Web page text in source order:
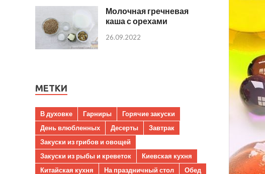
Молочная гречневая
каша с орехами
26.09.2022
МЕТКИ
В духовке Гарниры
Горячие закуски
День влюбленных
Десерты
Завтрак
Закуски из грибов и овощей
Закуски из рыбы и креветок
Киевская кухня
Китайская кухня
На праздничный стол
Обед